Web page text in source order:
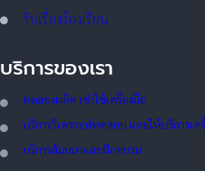
รับเรื่องร้องเรียน
บริการของเรา
ทดลองผลิต เช่าใช้เครื่องมือ
บริการวิเคราะห์ทดสอบ และให้บริการเ
บริการสัมมนาและฝึกอบรม